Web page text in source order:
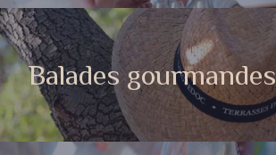
Balades gourmandes